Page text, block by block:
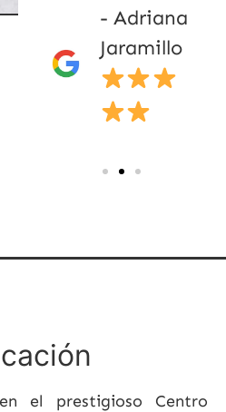
- Adriana
Jaramillo
el prestigioso Centro